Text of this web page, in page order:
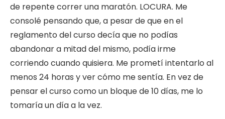
de repente correr una maratón. LOCURA. Me
consolé pensando que, a pesar de que en el
reglamento del curso decía que no podías
abandonar a mitad del mismo, podía irme
corriendo cuando quisiera. Me prometí intentarlo al
menos 24 horas y ver cómo me sentía. En vez de
pensar el curso como un bloque de 10 días, me lo
tomaría un día a la vez.